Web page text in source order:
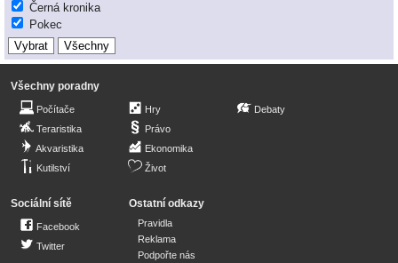
Černá kronika
Pokec
Všechny poradny
Počítače
Teraristika
Akvaristika
Kutilství
Hry
Právo
Ekonomika
Život
Debaty
Sociální sítě
Facebook
Twitter
Ostatní odkazy
Pravidla
Reklama
Podpořte nás